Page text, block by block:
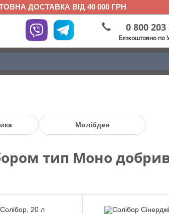
ДОСТАВКА ВІД 40 000 ГРН
0 800 203
Безкоштовно по
Молібден
тип Моно